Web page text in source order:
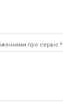
про сервіс *